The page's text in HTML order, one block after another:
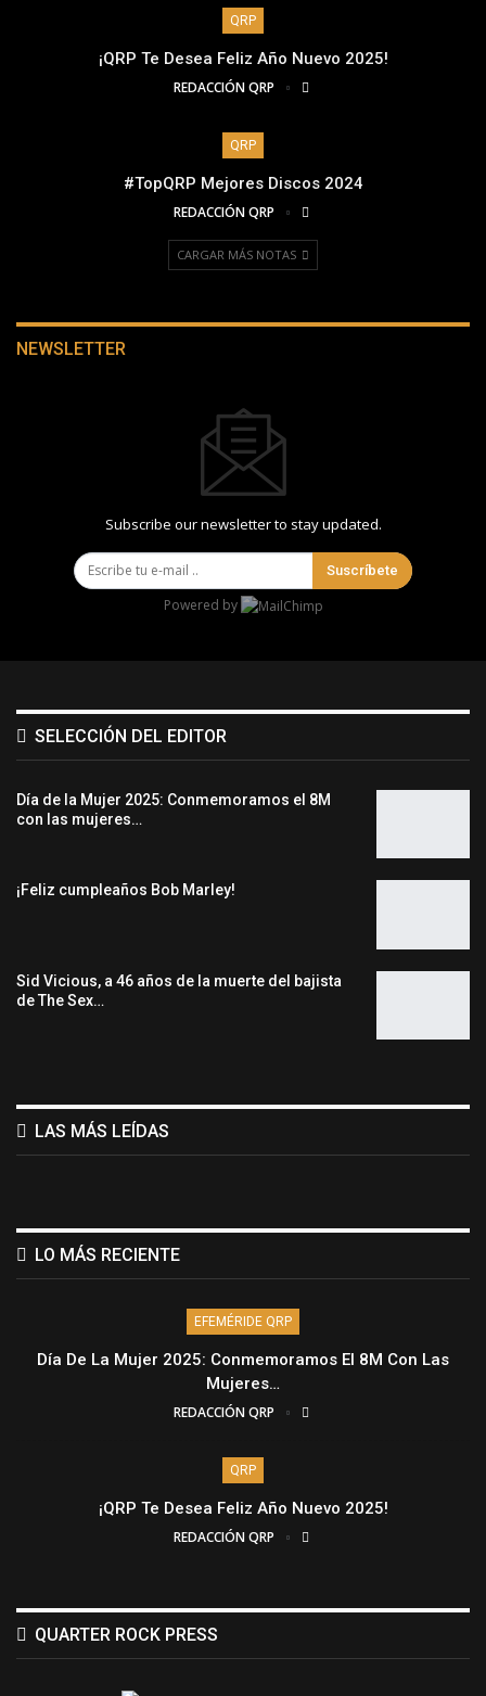
QRP
¡QRP Te Desea Feliz Año Nuevo 2025!
REDACCIÓN QRP
QRP
#TopQRP Mejores Discos 2024
REDACCIÓN QRP
CARGAR MÁS NOTAS
NEWSLETTER
Subscribe our newsletter to stay updated.
Suscríbete
Powered by
SELECCIÓN DEL EDITOR
Día de la Mujer 2025: Conmemoramos el 8M
con las mujeres…
¡Feliz cumpleaños Bob Marley!
Sid Vicious, a 46 años de la muerte del bajista
de The Sex…
LAS MÁS LEÍDAS
LO MÁS RECIENTE
EFEMÉRIDE QRP
Día De La Mujer 2025: Conmemoramos El 8M Con Las
Mujeres…
REDACCIÓN QRP
QRP
¡QRP Te Desea Feliz Año Nuevo 2025!
REDACCIÓN QRP
QUARTER ROCK PRESS